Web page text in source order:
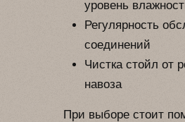
уровень
Регулярность
соединений
Чистка стойл от
навоза
При выборе стоит